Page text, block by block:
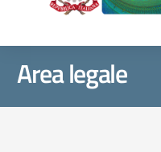
Area legale